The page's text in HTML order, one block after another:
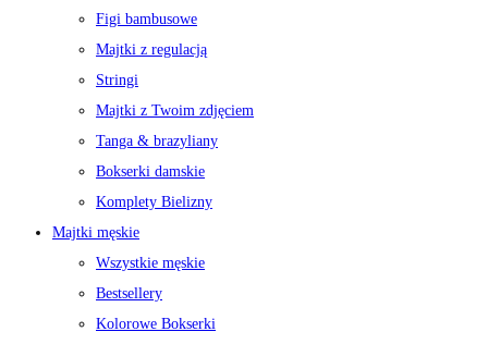
Figi bambusowe
Majtki z regulacją
Stringi
Majtki z Twoim zdjęciem
Tanga & brazyliany
Bokserki damskie
Komplety Bielizny
Majtki męskie
Wszystkie męskie
Bestsellery
Kolorowe Bokserki